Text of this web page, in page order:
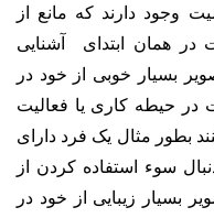
وجود دارند که مانع از
در همان ابتدای آشنایی
بسیار خوبی از خود در
در حیطه کاری یا فعالیت
بطور مثال یک فرد دارای
سوء استفاده کردن از
بسیار زیبایی از خود در